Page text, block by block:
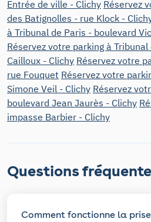
Entrée de ville - Clichy Réservez
des Batignolles - rue Klock -
à Tribunal de Paris - boulevard
Réservez votre parking à
Cailloux - Clichy Réservez votre
rue Fouquet Réservez votre
Simone Veil - Clichy Réservez
boulevard Jean Jaurès - Clichy
impasse Barbier - Clichy
Questions
Comment fonctionne la